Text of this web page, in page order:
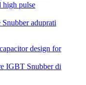
aduprati
IGBT Snubber di